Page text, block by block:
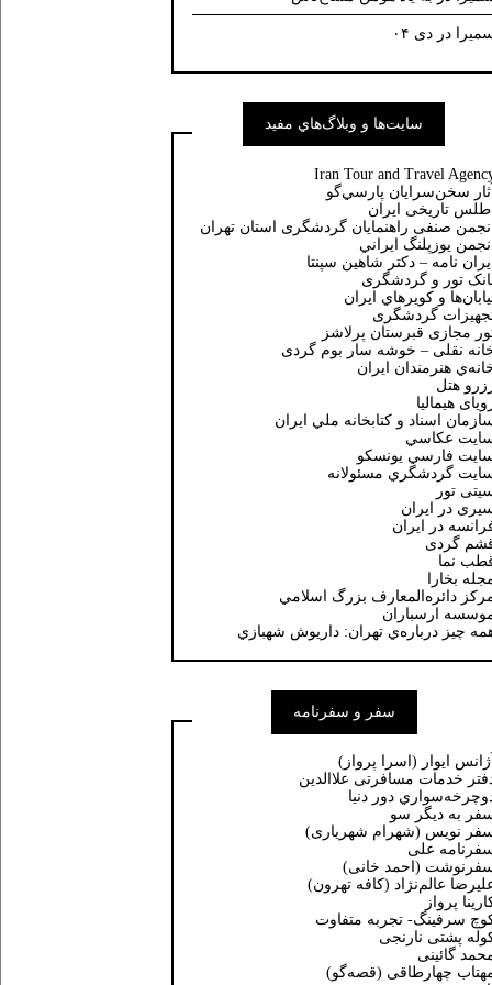
در دی ۰۴
سايت‌ها و وبلاگ‌هاي مفيد
Iran Tour and Travel
سخن‌سرايان پارسي‌گو
تاریخی ایران
صنفی راهنمایان گردشگری استان تهران
يوزپلنگ ايراني
نامه – دکتر شاهین سپنتا
تور و گردشگری
و كويرهاي ايران
گردشگری
مجازی قبرستان پرلاشز
نقلی – خوشه سار بوم گردی
هنرمندان ايران
هتل
هیمالیا
اسناد و كتابخانه ملي ايران
عكاسي
فارسي يونسكو
گردشگري مسئولانه
تور
در ایران
در ايران
گردی
نما
بخارا
دائره‌المعارف بزرگ اسلامي
ارسباران
چيز درباره‌ي تهران: داريوش شهبازي
سفر و سفرنامه
آژانس ایوار (اسرا پرواز)
خدمات مسافرتی علاالدین
دور دنيا
به دیگر سو
نویس (شهرام شهریاری)
علی
(احمد خانی)
عالم‌نژاد (كافه تهرون)
پرواز
سرفینگ- تجربه متفاوت
پشتی نارنجی
گائینی
چهارطاقی (قصه‌گو)